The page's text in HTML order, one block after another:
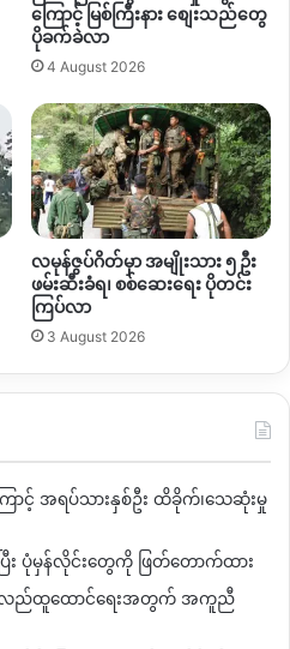
ကြောင့် မြစ်ကြီးနား စျေးသည်တွေ
ပိုခက်ခဲလာ
4 August 2026
လမုန်ဇွပ်ဂိတ်မှာ အမျိုးသား ၅ ဦး
ဖမ်းဆီးခံရ၊ စစ်ဆေးရေး ပိုတင်း
ကြပ်လာ
3 August 2026
ာင့် အရပ်သားနှစ်ဦး ထိခိုက်၊သေဆုံးမှု
း ပုံမှန်လိုင်းတွေကို ဖြတ်တောက်ထား
ြန်လည်ထူထောင်ရေးအတွက် အကူညီ